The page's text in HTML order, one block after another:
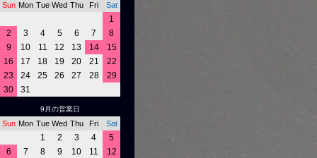
Sun Mon Tue Wed Thu Fri Sat
1
2
3 4 5 6 7
8
9
10 11 12 13 14
15
16
17 18 19 20 21
22
23
24 25 26 27 28
29
30
31
9月の営業日
Sun Mon Tue Wed Thu Fri Sat
1 2 3 4
5
6
7 8 9 10 11
12